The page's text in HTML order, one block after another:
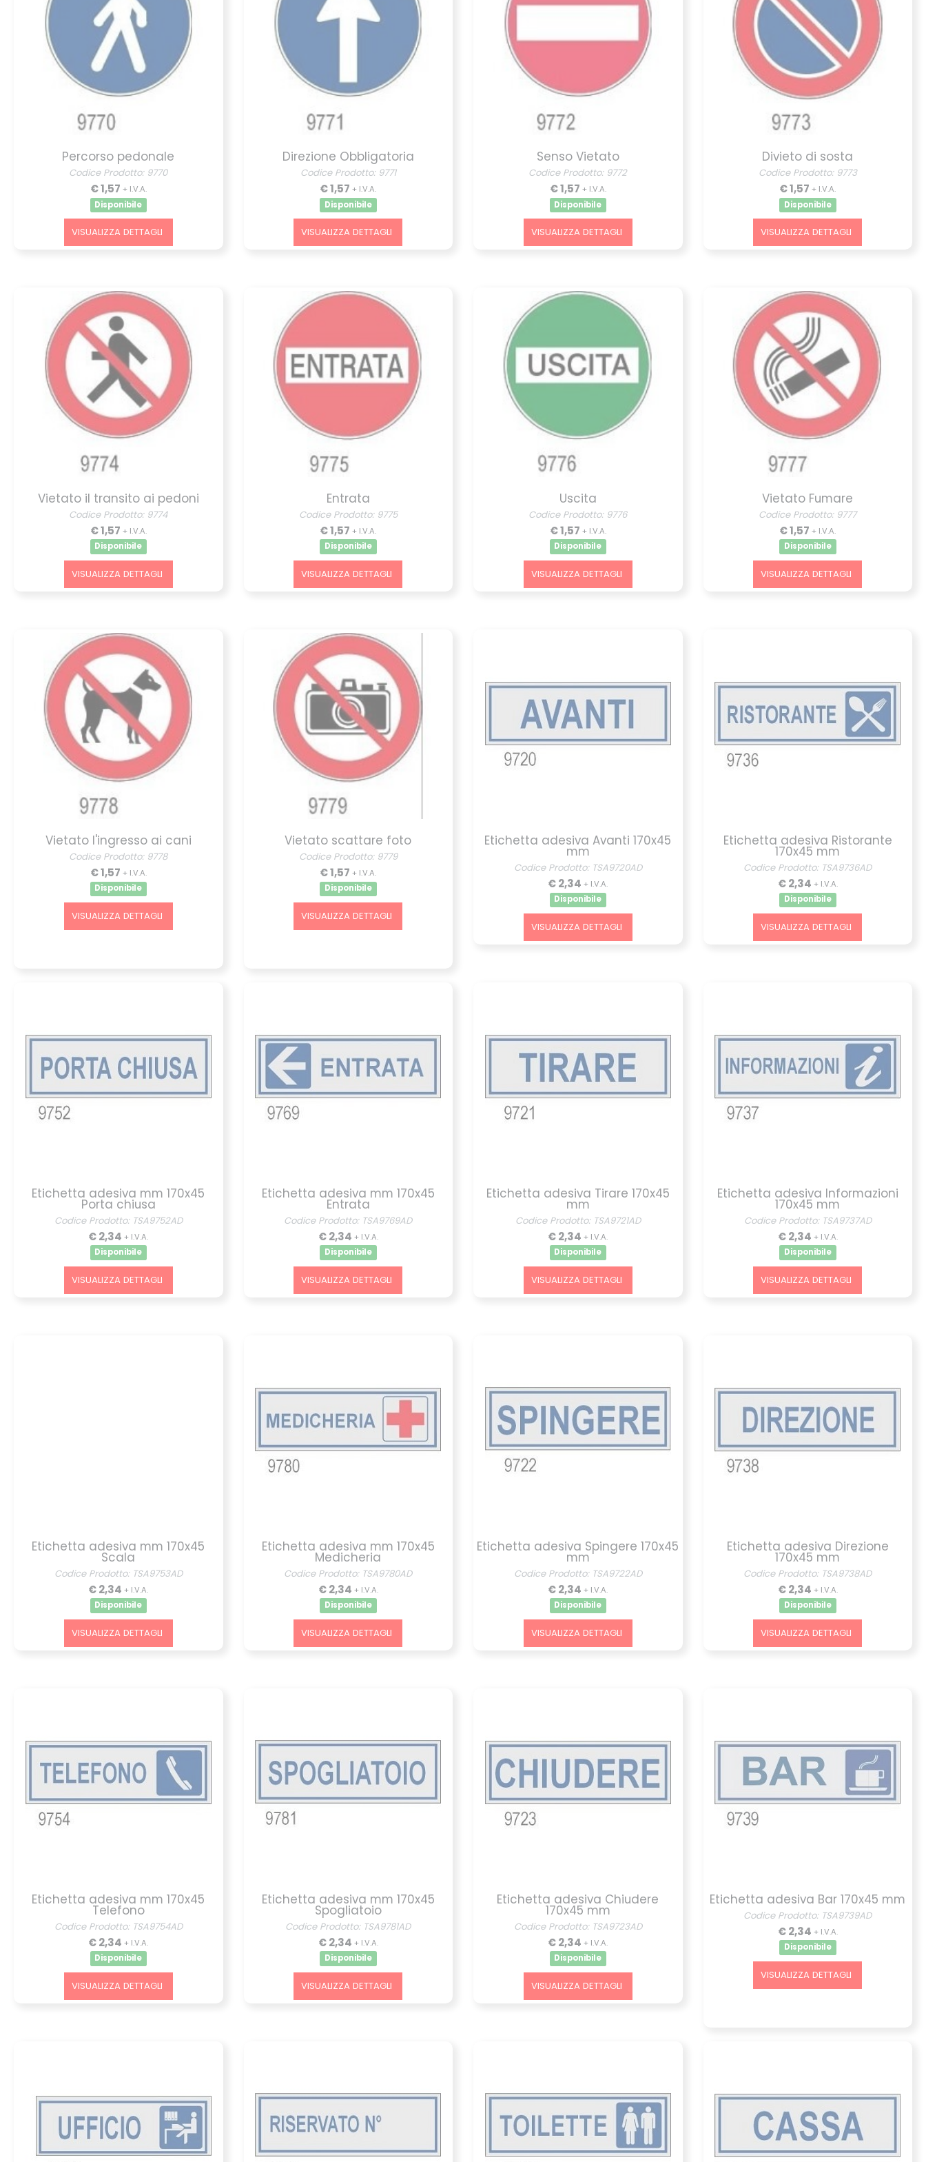
Percorso pedonale
Codice Prodotto: 9770
€ 1,57 + I.V.A.
Disponibile
VISUALIZZA DETTAGLI
Direzione Obbligatoria
Codice Prodotto: 9771
€ 1,57+ I.V.A.
Disponibile
VISUALIZZA DETTAGLI
Senso Vietato
Codice Prodotto: 9772
€ 1,57 + I.V.A.
Disponibile
VISUALIZZA DETTAGLI
Divieto di sosta
Codice Prodotto: 9773
€ 1,57+ I.V.A.
Disponibile
VISUALIZZA DETTAGLI
Vietato il transito ai pedoni
Codice Prodotto: 9774
€ 1,57 + I.V.A.
Disponibile
VISUALIZZA DETTAGLI
Entrata
Codice Prodotto: 9775
€ 1,57+ I.V.A.
Disponibile
VISUALIZZA DETTAGLI
Uscita
Codice Prodotto: 9776
€ 1,57 + I.V.A.
Disponibile
VISUALIZZA DETTAGLI
Vietato Fumare
Codice Prodotto: 9777
€ 1,57+ I.V.A.
Disponibile
VISUALIZZA DETTAGLI
Vietato l'ingresso ai cani
Codice Prodotto: 9778
€ 1,57 + I.V.A.
Disponibile
VISUALIZZA DETTAGLI
Vietato scattare foto
Codice Prodotto: 9779
€ 1,57+ I.V.A.
Disponibile
VISUALIZZA DETTAGLI
Etichetta adesiva Avanti 170x45
mm
Codice Prodotto: TSA9720AD
€ 2,34+ I.V.A.
Disponibile
VISUALIZZA DETTAGLI
Etichetta adesiva Ristorante
170x45 mm
Codice Prodotto: TSA9736AD
€ 2,34 + I.V.A.
Disponibile
VISUALIZZA DETTAGLI
Etichetta adesiva mm 170x45
Porta chiusa
Codice Prodotto: TSA9752AD
€ 2,34+ I.V.A.
Disponibile
VISUALIZZA DETTAGLI
Etichetta adesiva mm 170x45
Entrata
Codice Prodotto: TSA9769AD
€ 2,34 + I.V.A.
Disponibile
VISUALIZZA DETTAGLI
Etichetta adesiva Tirare 170x45
mm
Codice Prodotto: TSA9721AD
€ 2,34+ I.V.A.
Disponibile
VISUALIZZA DETTAGLI
Etichetta adesiva Informazioni
170x45 mm
Codice Prodotto: TSA9737AD
€ 2,34 + I.V.A.
Disponibile
VISUALIZZA DETTAGLI
Etichetta adesiva mm 170x45
Scala
Codice Prodotto: TSA9753AD
€ 2,34+ I.V.A.
Disponibile
VISUALIZZA DETTAGLI
Etichetta adesiva mm 170x45
Medicheria
Codice Prodotto: TSA9780AD
€ 2,34 + I.V.A.
Disponibile
VISUALIZZA DETTAGLI
Etichetta adesiva Spingere 170x45
mm
Codice Prodotto: TSA9722AD
€ 2,34+ I.V.A.
Disponibile
VISUALIZZA DETTAGLI
Etichetta adesiva Direzione
170x45 mm
Codice Prodotto: TSA9738AD
€ 2,34 + I.V.A.
Disponibile
VISUALIZZA DETTAGLI
Etichetta adesiva mm 170x45
Telefono
Codice Prodotto: TSA9754AD
€ 2,34+ I.V.A.
Disponibile
VISUALIZZA DETTAGLI
Etichetta adesiva mm 170x45
Spogliatoio
Codice Prodotto: TSA9781AD
€ 2,34 + I.V.A.
Disponibile
VISUALIZZA DETTAGLI
Etichetta adesiva Chiudere
170x45 mm
Codice Prodotto: TSA9723AD
€ 2,34+ I.V.A.
Disponibile
VISUALIZZA DETTAGLI
Etichetta adesiva Bar 170x45 mm
Codice Prodotto: TSA9739AD
€ 2,34 + I.V.A.
Disponibile
VISUALIZZA DETTAGLI